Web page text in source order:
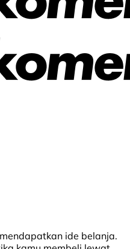
ide belanja.